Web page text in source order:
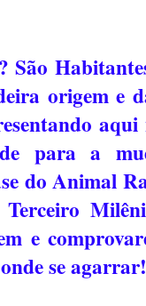
São
origem e
para a
do Animal
Terceiro
e
se